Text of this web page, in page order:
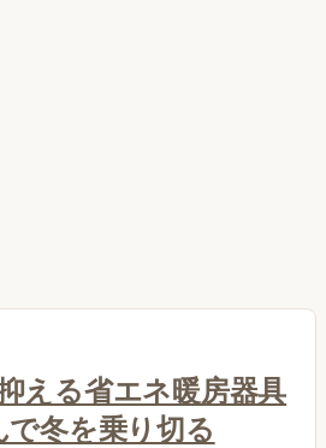
える省エネ暖房器具
で冬を乗り切る